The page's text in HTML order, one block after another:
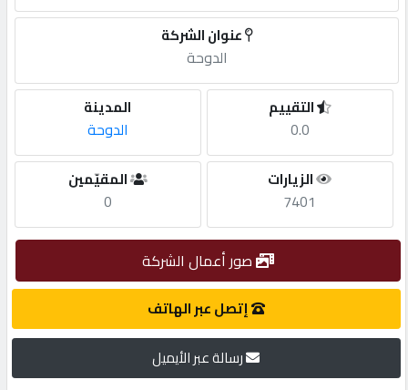
أضف
طلب
شركات
عنوان الشركة
الدوحة
المدينة
الدوحة
التقييم
0.0
المقيّمين
0
الزيارات
7401
صور أعمال الشركة
إتصل عبر الهاتف
رسالة عبر الأيميل